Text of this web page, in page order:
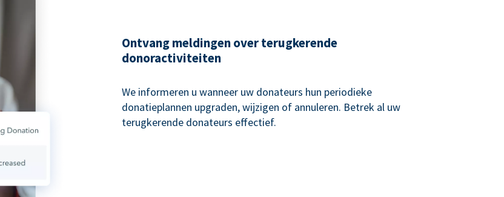
Ontvang meldingen over terugkerende
donoractiviteiten
We informeren u wanneer uw donateurs hun periodieke
donatieplannen upgraden, wijzigen of annuleren. Betrek al uw
terugkerende donateurs effectief.